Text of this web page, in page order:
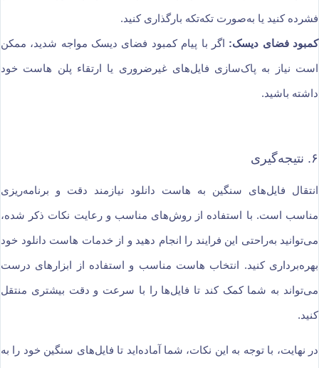
فشرده کنید یا به‌صورت تکه‌تکه بارگذاری کنید.
کمبود فضای دیسک: اگر با پیام کمبود فضای دیسک مواجه شدید، ممکن
است نیاز به پاک‌سازی فایل‌های غیرضروری یا ارتقاء پلن هاست خود
داشته باشید.
۶. نتیجه‌گیری
انتقال فایل‌های سنگین به هاست دانلود نیازمند دقت و برنامه‌ریزی
مناسب است. با استفاده از روش‌های مناسب و رعایت نکات ذکر شده،
می‌توانید به‌راحتی این فرایند را انجام دهید و از خدمات هاست دانلود خود
بهره‌برداری کنید. انتخاب هاست مناسب و استفاده از ابزارهای درست
می‌تواند به شما کمک کند تا فایل‌ها را با سرعت و دقت بیشتری منتقل
کنید.
در نهایت، با توجه به این نکات، شما آماده‌اید تا فایل‌های سنگین خود را به